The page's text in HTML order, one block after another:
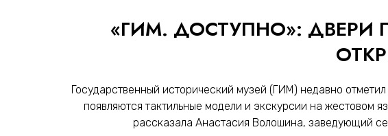
«ГИМ. ДОСТУПНО»: ДВЕРИ
Государственный исторический музей (ГИМ) недавно
появляются тактильные модели и экскурсии на жестовом
рассказала Анастасия Волошина, заведующий